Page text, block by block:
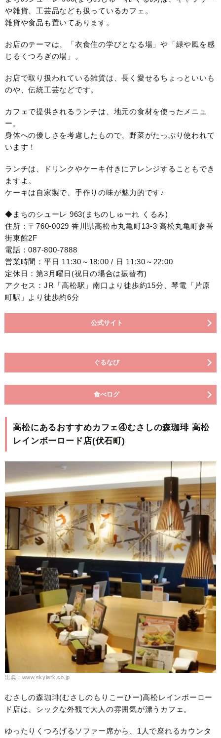
や雑貨、工芸品なども扱っているカフェ。
雑貨や食品も置いてあります。
お店のテーマは、「衣食住の学びとなる場」や「緑や風を感
じるくつろぎの場」。
お店で取り扱われている雑貨は、長く愛せるちょっといいも
のや、伝統工芸などです。
カフェで提供されるランチは、地元の食材を使ったメニュ
ー。
身体への優しさを考慮したもので、野菜がたっぷり使われて
います！
ランチは、ドリンクやケーキ付きにアレンジすることもでき
ますよ。
ケーキは自家製で、手作りの味が魅力的です♪
◆まちのシューレ 963(まちのしゅーれ くるみ)
住所：〒760-0029 香川県高松市丸亀町13-3 高松丸亀町参番
街東館2F
電話：087-800-7888
営業時間：平日 11:30～18:00 / 日 11:30～22:00
定休日：第3月曜日(祝日の場合は振替有)
アクセス：JR「高松駅」南口より徒歩約15分、琴電「片原
町駅」より徒歩約6分
公式サイト
ぐるなび
食べログ
高松にあるおすすめカフェ④むさしの森珈琲 高松
レインボーロード店(伏石町)
出典：www.skylark.co.jp
むさしの森珈琲(むさしのもりこーひー)高松レインボーロー
ド店は、シックな外観で大人の雰囲気が漂うカフェ。
ゆったりくつろげるソファー席から、1人で座れるカウンタ